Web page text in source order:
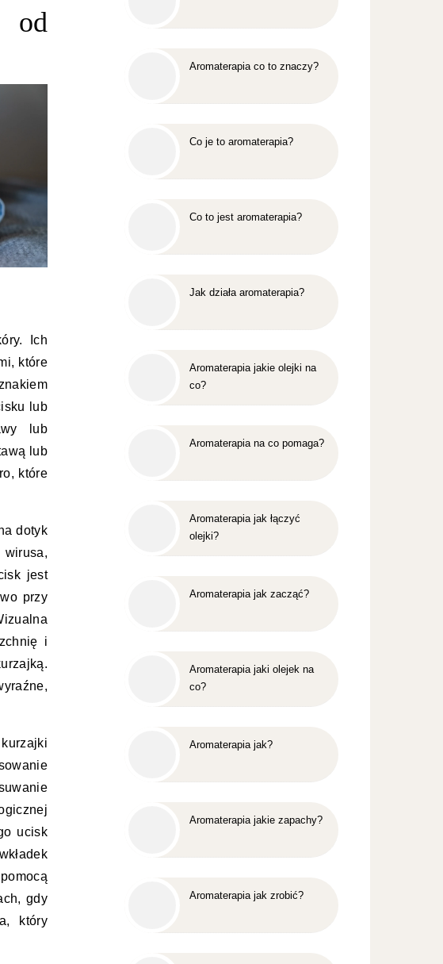
od
Ich
które
lub
lub
lub
które
dotyk
jest
przy
i
ucisk
gdy
który
Aromaterapia co to znaczy?
Co je to aromaterapia?
Co to jest aromaterapia?
Jak działa aromaterapia?
Aromaterapia jakie olejki na
co?
Aromaterapia na co pomaga?
Aromaterapia jak łączyć
olejki?
Aromaterapia jak zacząć?
Aromaterapia jaki olejek na
co?
Aromaterapia jak?
Aromaterapia jakie zapachy?
Aromaterapia jak zrobić?